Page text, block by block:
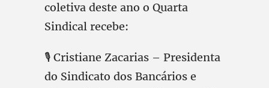
coletiva deste ano o Quarta
Sindical recebe:
🎙️ Cristiane Zacarias – Presidenta
do Sindicato dos Bancários e